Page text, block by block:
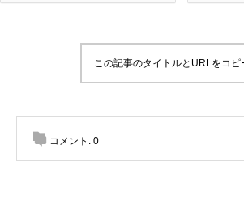
この記事のタイトルとURLをコピ
コメント: 0